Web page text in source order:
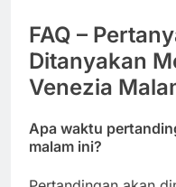
FAQ –
Ditanyakan
Venezia
Apa waktu
malam ini?